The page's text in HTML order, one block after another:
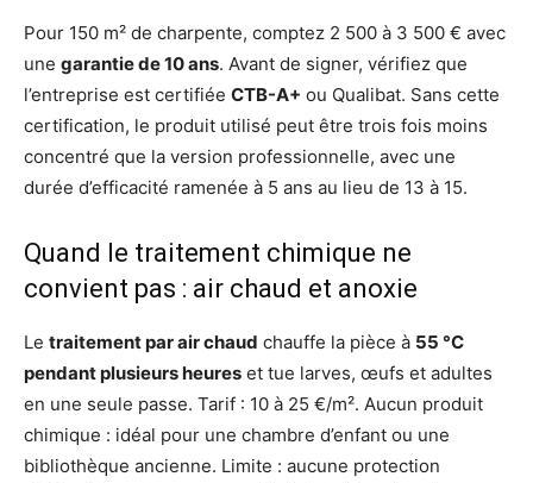
Pour 150 m² de charpente, comptez 2 500 à 3 500 € avec
une garantie de 10 ans. Avant de signer, vérifiez que
l’entreprise est certifiée CTB-A+ ou Qualibat. Sans cette
certification, le produit utilisé peut être trois fois moins
concentré que la version professionnelle, avec une
durée d’efficacité ramenée à 5 ans au lieu de 13 à 15.
Quand le traitement chimique ne
convient pas : air chaud et anoxie
Le traitement par air chaud chauffe la pièce à 55 °C
pendant plusieurs heures et tue larves, œufs et adultes
en une seule passe. Tarif : 10 à 25 €/m². Aucun produit
chimique : idéal pour une chambre d’enfant ou une
bibliothèque ancienne. Limite : aucune protection